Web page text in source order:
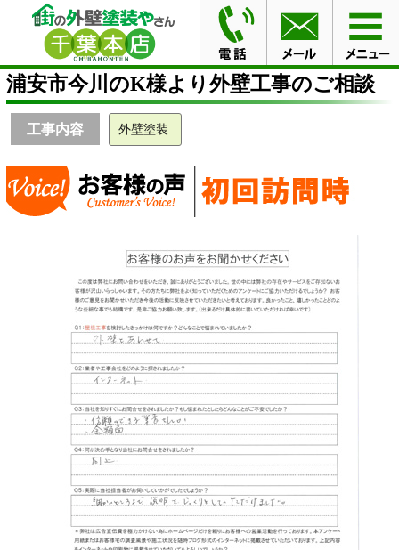
HOME お客様の声
浦安市今川のK様より外壁工事のご
浦安市今川のK様より外壁工事のご相談
工事内容 外壁塗装